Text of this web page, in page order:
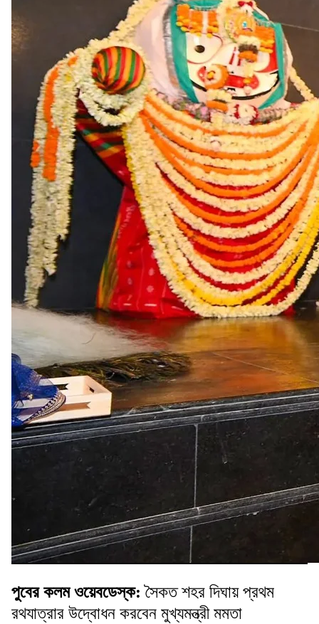
পুবের কলম ওয়েবডেস্ক: সৈকত শহর দিঘায় প্রথম
রথযাত্রার উদ্বোধন করবেন মুখ্যমন্ত্রী মমতা